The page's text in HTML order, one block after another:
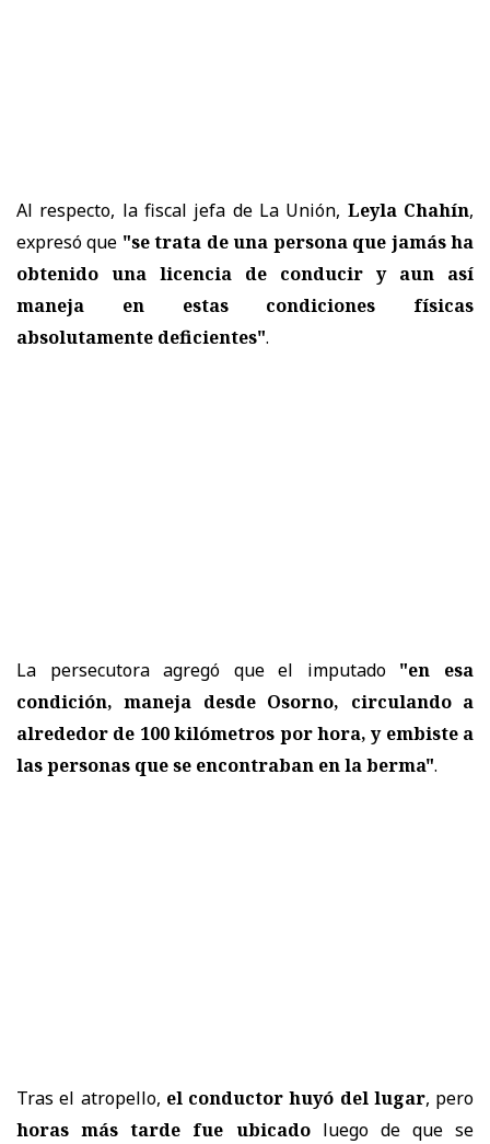
Al respecto, la fiscal jefa de La Unión, Leyla Chahín,
expresó que "se trata de una persona que jamás ha
obtenido una licencia de conducir y aun así
maneja en estas condiciones físicas
absolutamente deficientes".
La persecutora agregó que el imputado "en esa
condición, maneja desde Osorno, circulando a
alrededor de 100 kilómetros por hora, y embiste a
las personas que se encontraban en la berma".
Tras el atropello, el conductor huyó del lugar, pero
horas más tarde fue ubicadoluego de que se